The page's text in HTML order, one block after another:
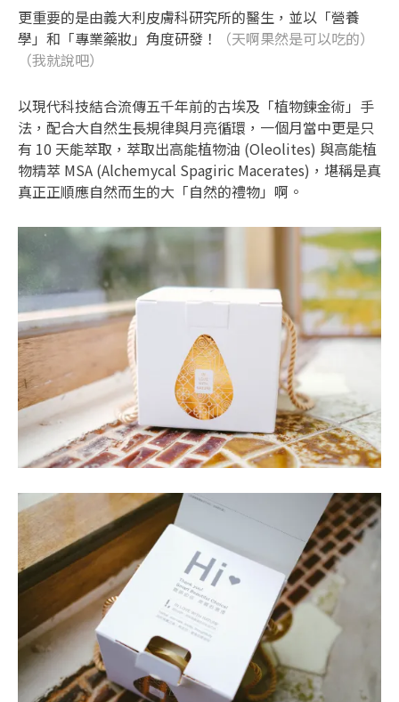
更重要的是由義大利皮膚科研究所的醫生，並以「營養
學」和「專業藥妝」角度研發！
（天啊果然是可以吃的）
（我就說吧）
以現代科技結合流傳五千年前的古埃及「植物鍊金術」手
法，配合大自然生長規律與月亮循環，一個月當中更是只
有 10 天能萃取，萃取出高能植物油 (Oleolites) 與高能植
物精萃 MSA (Alchemycal Spagiric Macerates)，堪稱是真
真正正順應自然而生的大「自然的禮物」啊。